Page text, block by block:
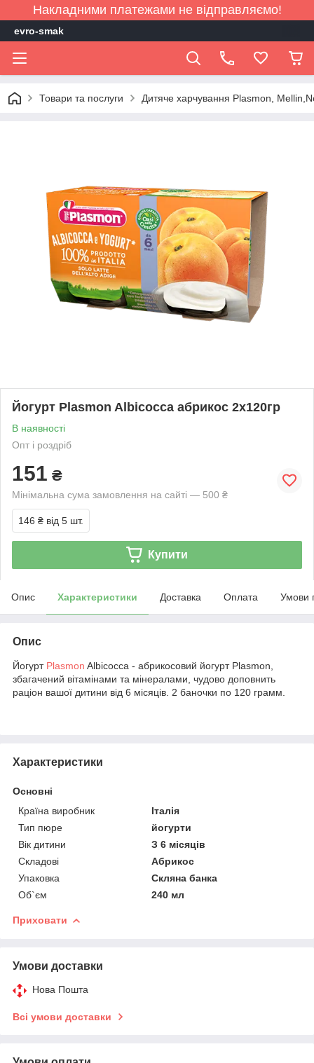
Накладними платежами не відправляємо!
evro-smak
Товари та послуги Дитяче харчування Plasmon,
Йогурт Plasmon Albicocca абрикос 2х120гр
В наявності
Опт і роздріб
151 ₴
Мінімальна сума замовлення на сайті — 500 ₴
146 ₴ від 5 шт.
Купити
Опис Характеристики Доставка Оплата Умови
Опис
Йогурт Plasmon Albicocca - абрикосовий йогурт Plasmon,
збагачений вітамінами та мінералами, чудово доповнить
раціон вашої дитини від 6 місяців. 2 баночки по 120 грамм.
Характеристики
Основні
Країна виробник
Італія
Тип пюре
йогурти
Вік дитини
З 6 місяців
Складові
Абрикос
Упаковка
Скляна банка
Об`єм
240 мл
Приховати
Умови доставки
Нова Пошта
Всі умови доставки